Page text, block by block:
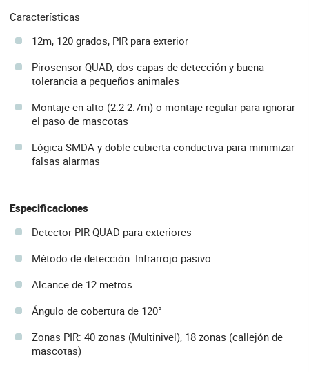
Características
12m, 120 grados, PIR para exterior
Pirosensor QUAD, dos capas de detección y buena
tolerancia a pequeños animales
Montaje en alto (2.2-2.7m) o montaje regular para ignorar
el paso de mascotas
Lógica SMDA y doble cubierta conductiva para minimizar
falsas alarmas
Especificaciones
Detector PIR QUAD para exteriores
Método de detección: Infrarrojo pasivo
Alcance de 12 metros
Ángulo de cobertura de 120°
Zonas PIR: 40 zonas (Multinivel), 18 zonas (callejón de
mascotas)